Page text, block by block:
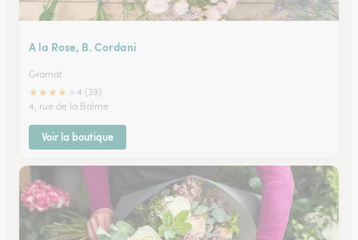
A la Rose, B. Cordani
Gramat
★★★★
4 (39)
4, rue de la Balme
Voir la boutique